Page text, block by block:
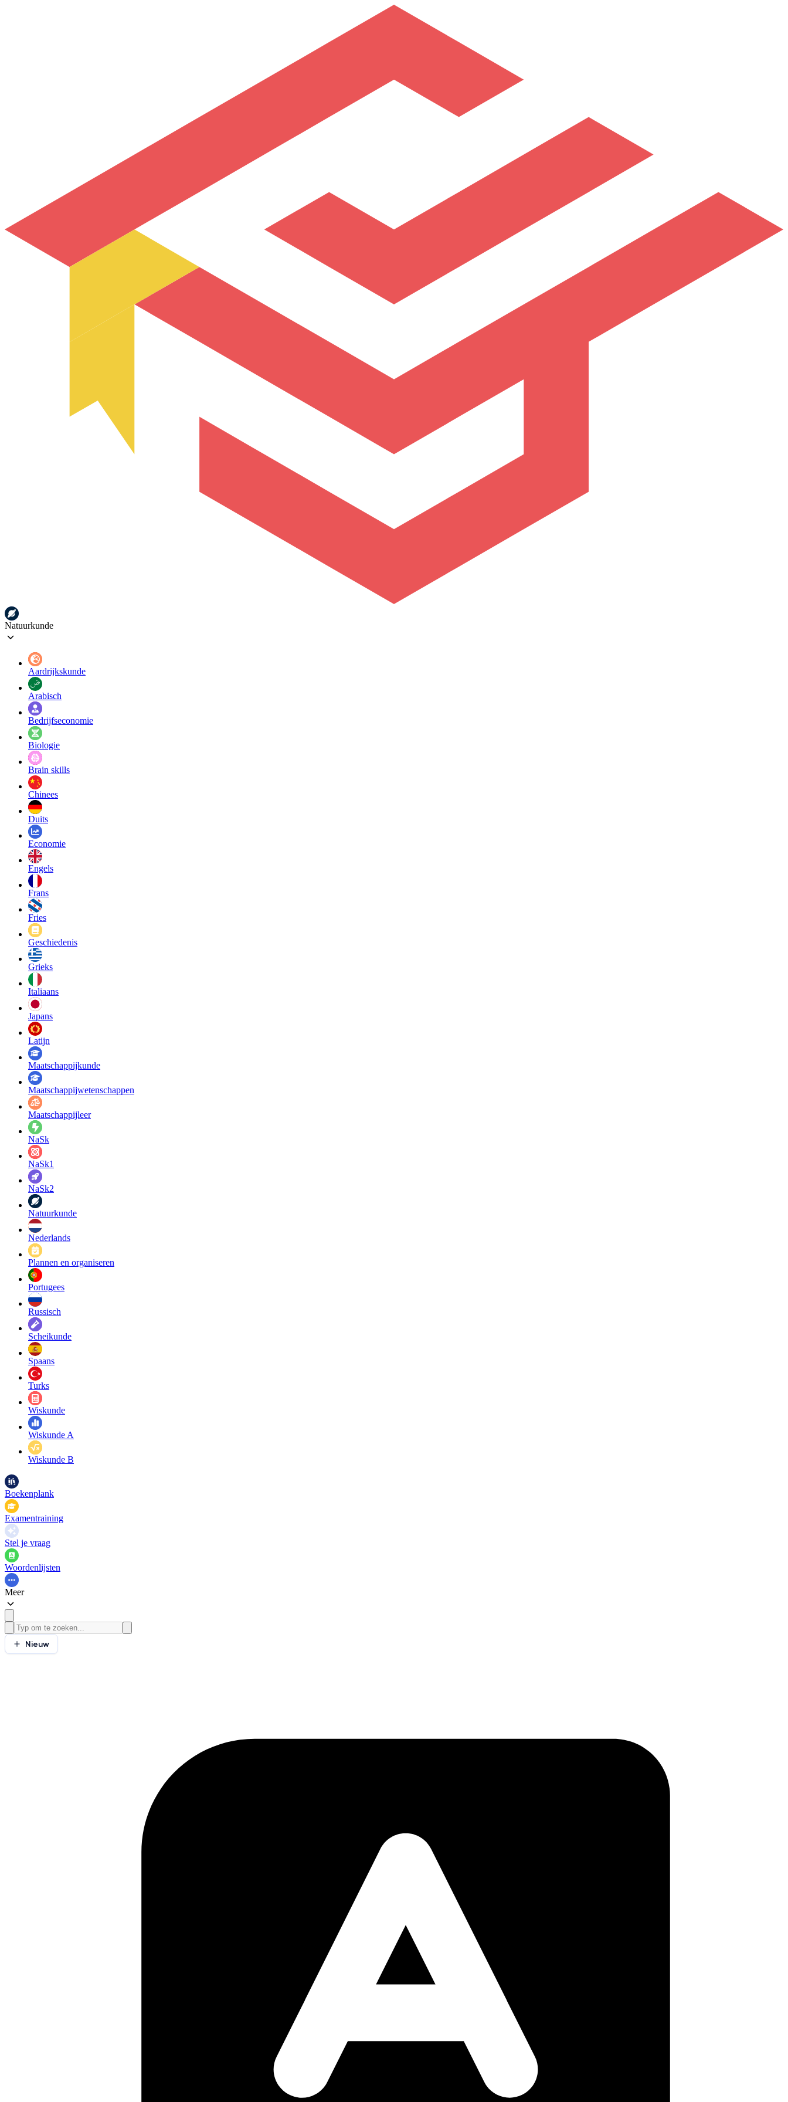
Natuurkunde
Aardrijkskunde
Arabisch
Bedrijfseconomie
Biologie
Brain skills
Chinees
Duits
Economie
Engels
Frans
Fries
Geschiedenis
Grieks
Italiaans
Japans
Latijn
Maatschappij­kunde
Maatschappij­wetenschappen
Maatschappijleer
NaSk
NaSk1
NaSk2
Natuurkunde
Nederlands
Plannen en organiseren
Portugees
Russisch
Scheikunde
Spaans
Turks
Wiskunde
Wiskunde A
Wiskunde B
Boekenplank
Examentraining
Stel je vraag
Woordenlijsten
Meer
Nieuw